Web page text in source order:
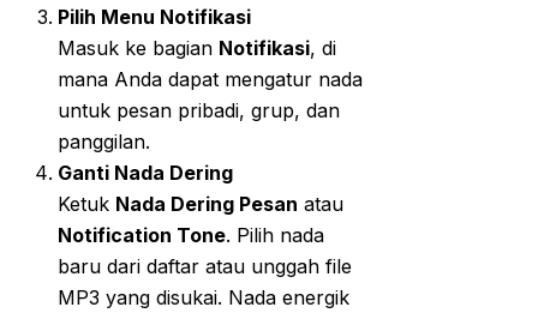
Pilih Menu Notifikasi
Masuk ke bagian Notifikasi, di
mana Anda dapat mengatur nada
untuk pesan pribadi, grup, dan
panggilan.
Ganti Nada Dering
Ketuk Nada Dering Pesan atau
Notification Tone. Pilih nada
baru dari daftar atau unggah file
MP3 yang disukai. Nada energik